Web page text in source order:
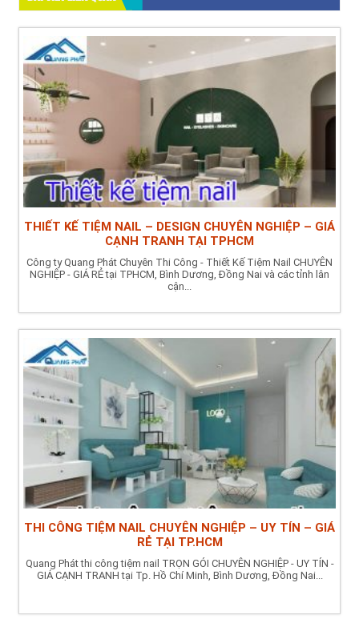
THIẾT KẾ TIỆM NAIL – DESIGN CHUYÊN NGHIỆP – GIÁ
CẠNH TRANH TẠI TPHCM
Công ty Quang Phát Chuyên Thi Công - Thiết Kế Tiệm Nail CHUYÊN
NGHIỆP - GIÁ RẺ tại TPHCM, Bình Dương, Đồng Nai và các tỉnh lân
cận...
THI CÔNG TIỆM NAIL CHUYÊN NGHIỆP – UY TÍN – GIÁ
RẺ TẠI TP.HCM
Quang Phát thi công tiệm nail TRỌN GÓI CHUYÊN NGHIỆP - UY TÍN -
GIÁ CẠNH TRANH tại Tp. Hồ Chí Minh, Bình Dương, Đồng Nai...